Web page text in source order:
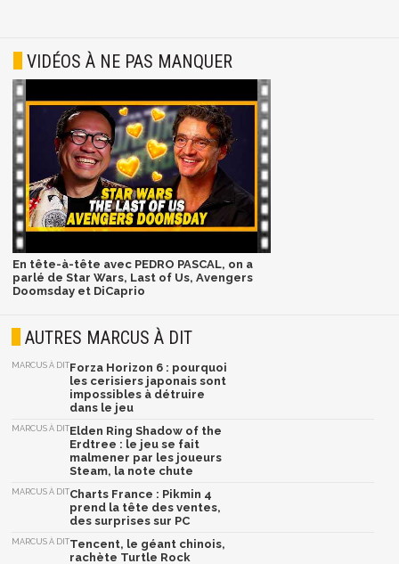
VIDÉOS À NE PAS MANQUER
En tête-à-tête avec PEDRO PASCAL, on a
parlé de Star Wars, Last of Us, Avengers
Doomsday et DiCaprio
AUTRES MARCUS À DIT
MARCUS À DITForza Horizon 6 : pourquoi
les cerisiers japonais sont
impossibles à détruire
dans le jeu
MARCUS À DITElden Ring Shadow of the
Erdtree : le jeu se fait
malmener par les joueurs
Steam, la note chute
MARCUS À DITCharts France : Pikmin 4
prend la tête des ventes,
des surprises sur PC
MARCUS À DITTencent, le géant chinois,
rachète Turtle Rock